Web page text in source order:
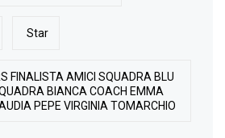
Star
FINALISTA AMICI SQUADRA BLU
BIANCA COACH EMMA
PEPE VIRGINIA TOMARCHIO